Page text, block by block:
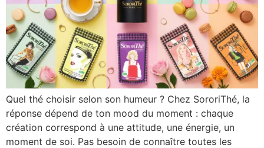
BLOG
NOUS
TROUVER
THÉ
CHARISMATIQUE
THÉ
CULOTTÉE
THÉ
LIBRE
THÉ
PARISIENNE
INFUSION
DÉPENSIÈRE
Quel thé choisir selon son humeur ? Chez SororiThé, la
réponse dépend de ton mood du moment : chaque
création correspond à une attitude, une énergie, un
moment de soi. Pas besoin de connaître toutes les